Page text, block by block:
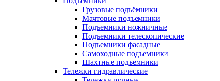
Грузовые подъёмники
Мачтовые подъемники
Подъемники ножничные
Подъемники телескопические
Подъемники фасадные
Самоходные подъемники
Шахтные подъемники
Тележки гидравлические